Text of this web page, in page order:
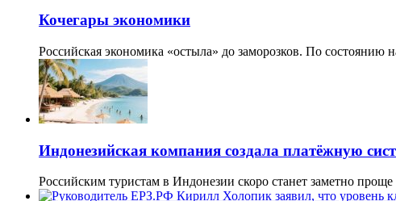
Кочегары экономики
Российская экономика «остыла» до заморозков. По состоянию
Индонезийская компания создала платёжную
Российским туристам в Индонезии скоро станет заметно